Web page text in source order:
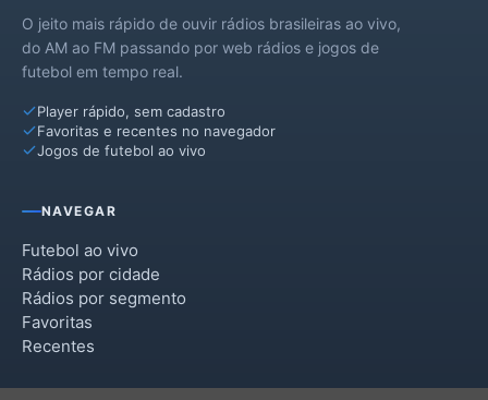
O jeito mais rápido de ouvir rádios brasileiras ao vivo,
do AM ao FM passando por web rádios e jogos de
futebol em tempo real.
Player rápido, sem cadastro
Favoritas e recentes no navegador
Jogos de futebol ao vivo
NAVEGAR
Futebol ao vivo
Rádios por cidade
Rádios por segmento
Favoritas
Recentes